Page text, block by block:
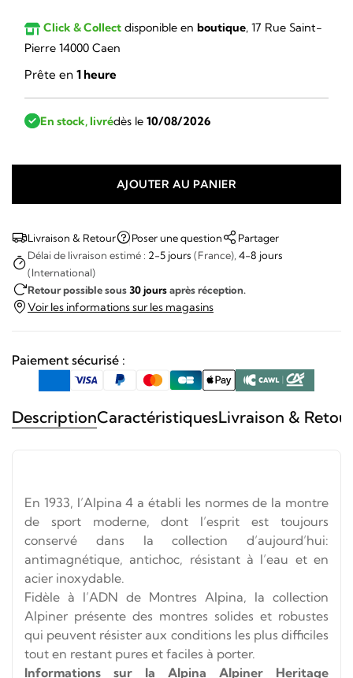
Click & Collect disponible en boutique, 17 Rue Saint-
Pierre 14000 Caen
Prête en 1 heure
En stock, livrédès le 10/08/2026
Alpina
-
ALPINER
HERITAGE
RECTANGULAR
AJOUTER AU PANIER
Livraison & Retour Poser une question
Partager
Délai de livraison estimé : 2-5 jours (France), 4-8 jours
(International)
Retour possible sous30 joursaprès réception.
Voir les informations sur les magasins
Paiement sécurisé :
DescriptionCaractéristiquesLivraison &
En 1933, l’Alpina 4 a établi les normes de la montre
de sport moderne, dont l’esprit est toujours
conservé dans la collection d’aujourd’hui:
antimagnétique, antichoc, résistant à l’eau et en
acier inoxydable.
Fidèle à l’ADN de Montres Alpina, la collection
Alpiner présente des montres solides et robustes
qui peuvent résister aux conditions les plus difficiles
tout en restant pures et faciles à porter.
Informations sur la Alpina Alpiner Heritage